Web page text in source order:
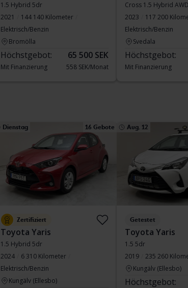
1.5 Hybrid 5dr
2021
144 140 Kilometer
Elektrisch/Benzin
Bromölla
Höchstgebot: 65 500 SEK
Mit Finanzierung 558 SEK/Monat
Cross 1.5 Hybrid AWD
2023
117 200
Elektrisch/Benzin
Svedala
Höchstgebot:
Mit Finanzierung
Dienstag 16 Gebote
Zertifiziert
Toyota Yaris
1.5 Hybrid 5dr
2024
6 310 Kilometer
Elektrisch/Benzin
Kungälv (Ellesbo)
Aug. 12
Getestet
Toyota Yaris
1.5 5dr
2019
235 260
Kungälv (Ellesbo)
Höchstgebot: